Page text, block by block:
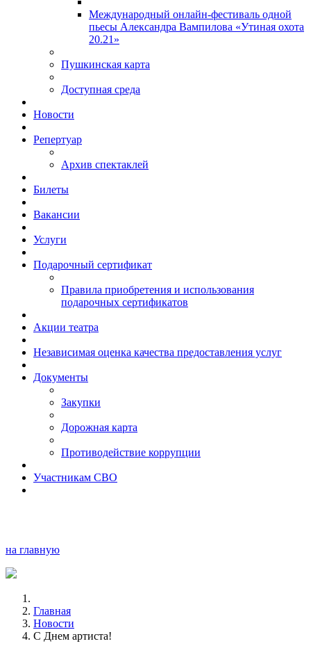
Международный онлайн-фестиваль одной
пьесы Александра Вампилова «Утиная охота
20.21»
Пушкинская карта
Доступная среда
Новости
Репертуар
Архив спектаклей
Билеты
Вакансии
Услуги
Подарочный сертификат
Правила приобретения и использования
подарочных сертификатов
Акции театра
Независимая оценка качества предоставления услуг
Документы
Закупки
Дорожная карта
Противодействие коррупции
Участникам СВО
на главную
Главная
Новости
С Днем артиста!